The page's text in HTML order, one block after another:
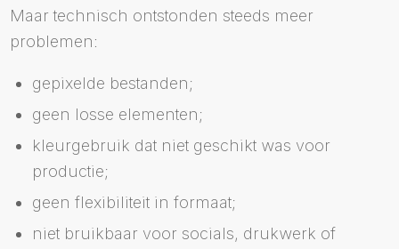
Maar technisch ontstonden steeds meer
problemen:
gepixelde bestanden;
geen losse elementen;
kleurgebruik dat niet geschikt was voor
productie;
geen flexibiliteit in formaat;
niet bruikbaar voor socials, drukwerk of